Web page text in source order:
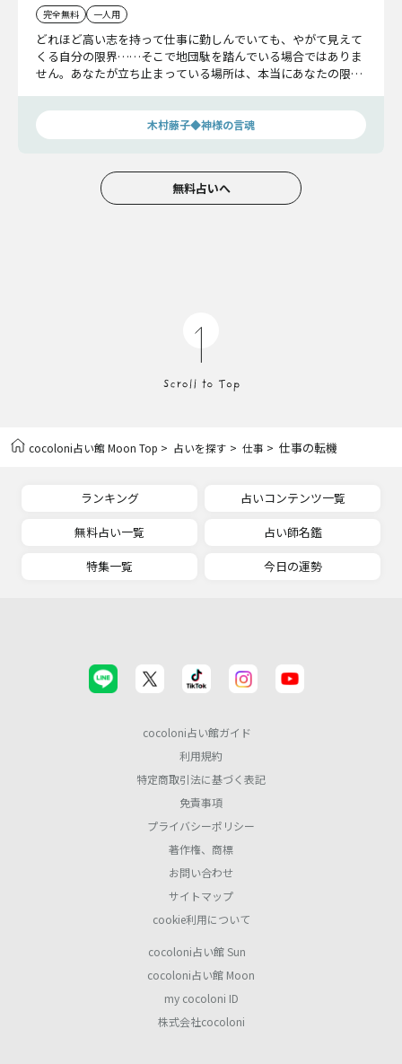
完全無料 一人用
どれほど高い志を持って仕事に勤しんでいても、やがて見えて
くる自分の限界……そこで地団駄を踏んでいる場合ではありま
せん。あなたが立ち止まっている場所は、本当にあなたの限界
木村藤子◆神様の言魂
無料占いへ
cocoloni占い館 Moon Top > 占いを探す > 仕事 > 仕事の転機
ランキング
占いコンテンツ一覧
無料占い一覧
占い師名鑑
特集一覧
今日の運勢
cocoloni占い館ガイド
利用規約
特定商取引法に基づく表記
免責事項
プライバシーポリシー
著作権、商標
お問い合わせ
サイトマップ
cookie利用について
cocoloni占い館 Sun
cocoloni占い館 Moon
my cocoloni ID
株式会社cocoloni